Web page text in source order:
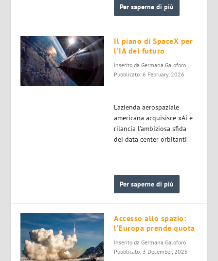
Per saperne di più
Il piano di SpaceX per
l’IA del futuro
Inserito da Germana Galoforo
Pubblicato: 6 February, 2026
L’azienda aerospaziale
americana acquisisce xAi e
rilancia l’ambiziosa sfida
dei data center orbitanti
Per saperne di più
Accesso allo spazio:
l’Europa prende quota
Inserito da Germana Galoforo
Pubblicato: 3 December, 2025